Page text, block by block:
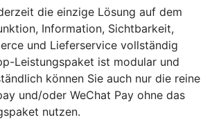
die einzige Lösung auf dem
Information, Sichtbarkeit,
und Lieferservice vollständig
Leistungspaket ist modular und
können Sie auch nur die reine
und/oder WeChat Pay ohne das
nutzen.